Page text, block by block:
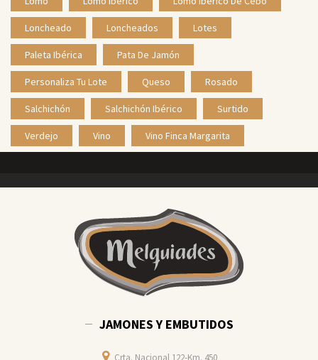
Loncheado Loncheados Lotes
Paleta Ibérica Pata De Jamón
Personaliza Tu Lote Queso Rosado
Salchichón Salchichón Ibérico Surtido
Verdejo Vino Vino Finca Margarita
JAMONES Y EMBUTIDOS
Crta. Nacional 122-Km. 450